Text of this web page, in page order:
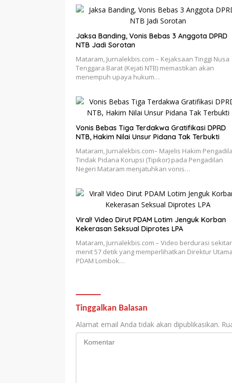
Jaksa Banding, Vonis Bebas 3 Anggota DPRD
NTB Jadi Sorotan
Mataram, Jurnalekbis.com – Kejaksaan Tinggi Nusa
Tenggara Barat (Kejati NTB) memastikan akan
menempuh upaya hukum…
Vonis Bebas Tiga Terdakwa Gratifikasi DPRD
NTB, Hakim Nilai Unsur Pidana Tak Terbukti
Mataram, Jurnalekbis.com– Majelis Hakim
Tindak Pidana Korupsi (Tipikor) pada Pengadilan
Negeri Mataram menjatuhkan vonis…
Viral! Video Dirut PDAM Lotim Jenguk Korban
Kekerasan Seksual Diprotes LPA
Mataram, Jurnalekbis.com – Video berdurasi
menit 57 detik yang memperlihatkan Direktur Utama
PDAM Lombok…
Tinggalkan Balasan
Alamat email Anda tidak akan dipublikasikan.